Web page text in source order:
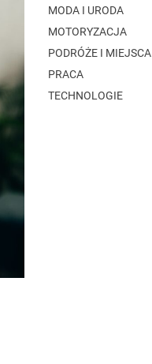
MODA I URODA
MOTORYZACJA
PODRÓŻE I MIEJSCA
PRACA
TECHNOLOGIE